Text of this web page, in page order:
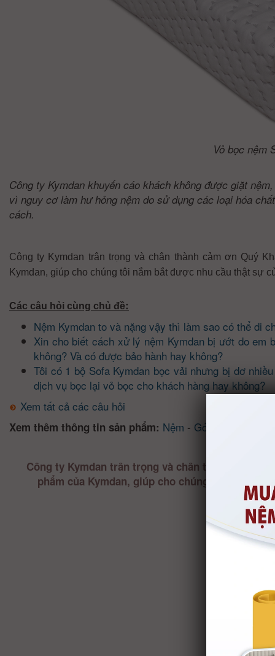
Vỏ bọc nệm
Công ty Kymdan khuyến cáo khách không được giặt
vì nguy cơ làm hư hỏng nệm do sử dụng các loại hóa
cách.
Công ty Kymdan trân trọng và chân thành cảm ơn Quý
Kymdan, giúp cho chúng tôi nắm bắt được nhu cầu thật sự
Các câu hỏi cùng chủ đề:
Nệm Kymdan to và nặng vậy thì làm sao có thể di
Xin cho biết cách xử lý nệm Kymdan bị ướt do em
không? Và có được bảo hành hay không?
Tôi có 1 bộ Sofa Kymdan bọc vải nhưng bị dơ
dịch vụ bọc lại vỏ bọc cho khách hàng hay không?
Xem tất cả các câu hỏi
Xem thêm thông tin sản phẩm: Nệm - Gối
Công ty Kymdan trân trọng và chân thành cảm
phẩm của Kymdan, giúp cho chúng tôi nắm
phục vụ